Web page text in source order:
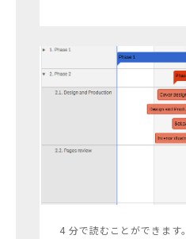
4 分で読むことができます。